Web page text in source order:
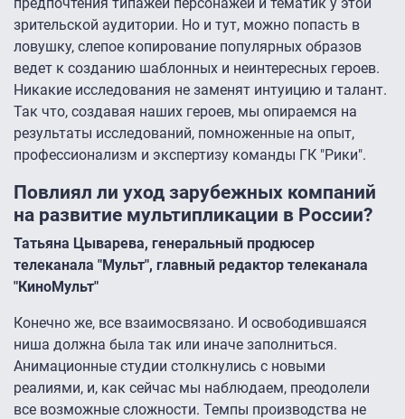
зрительской аудитории. Но и тут, можно попасть в
ловушку, слепое копирование популярных образов
ведет к созданию шаблонных и неинтересных героев.
Никакие исследования не заменят интуицию и талант.
Так что, создавая наших героев, мы опираемся на
результаты исследований, помноженные на опыт,
профессионализм и экспертизу команды ГК "Рики".
Повлиял ли уход зарубежных компаний
на развитие мультипликации в России?
Татьяна Цыварева, генеральный продюсер
телеканала "Мульт", главный редактор телеканала
"КиноМульт"
Конечно же, все взаимосвязано. И освободившаяся
ниша должна была так или иначе заполниться.
Анимационные студии столкнулись с новыми
реалиями, и, как сейчас мы наблюдаем, преодолели
все возможные сложности. Темпы производства не